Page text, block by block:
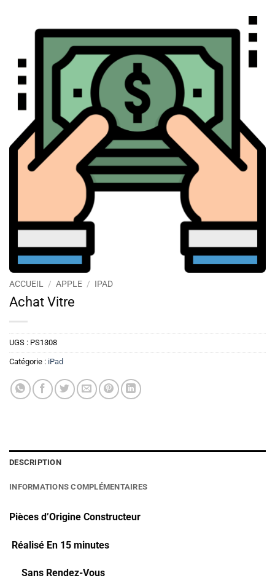
ACCUEIL / APPLE / IPAD
Achat Vitre
UGS : PS1308
Catégorie : iPad
DESCRIPTION
INFORMATIONS COMPLÉMENTAIRES
Pièces d’Origine Constructeur
Réalisé En 15 minutes
Sans Rendez-Vous